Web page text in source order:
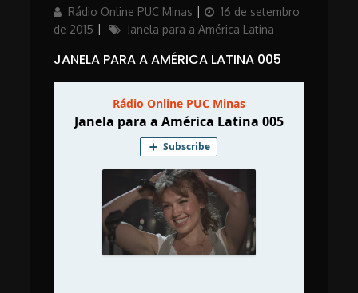
AuthorRádio Online PUC Minas
Posted
on
16 de setembro
de 2015
Categories
Janela para a América Latina
JANELA PARA A AMÉRICA LATINA 005